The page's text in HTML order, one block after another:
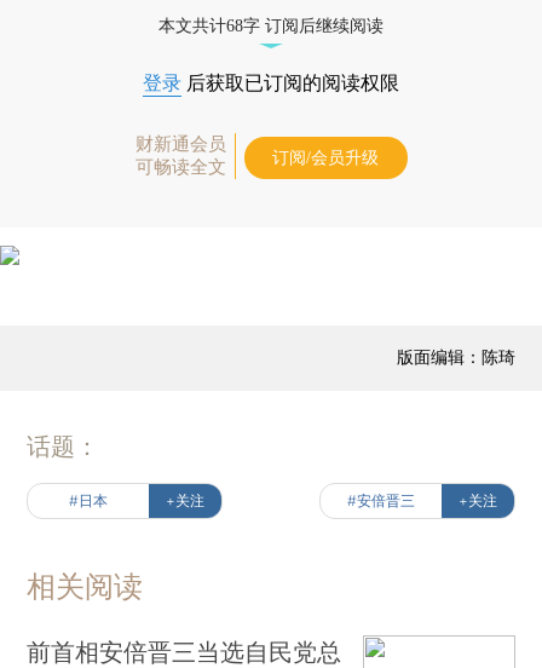
本文共计68字 订阅后继续阅读
登录 后获取已订阅的阅读权限
财新通会员
可畅读全文
订阅/会员升级
版面编辑：陈琦
话题：
#日本 +关注 #安倍晋三 +关注
相关阅读
前首相安倍晋三当选自民党总